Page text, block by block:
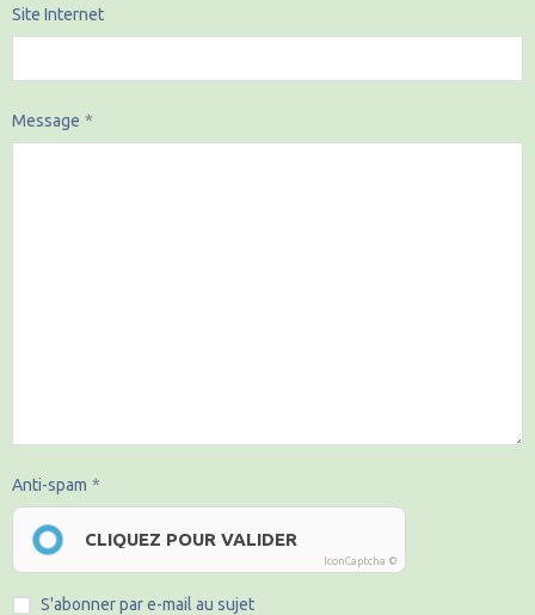
Site Internet
Message
Anti-spam
CLIQUEZ POUR VALIDER
IconCaptcha ©
S'abonner par e-mail au sujet